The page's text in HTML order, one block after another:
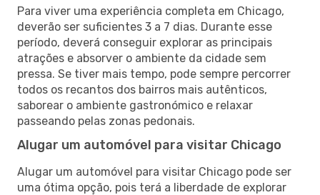
Para viver uma experiência completa em Chicago,
deverão ser suficientes 3 a 7 dias. Durante esse
período, deverá conseguir explorar as principais
atrações e absorver o ambiente da cidade sem
pressa. Se tiver mais tempo, pode sempre percorrer
todos os recantos dos bairros mais autênticos,
saborear o ambiente gastronómico e relaxar
passeando pelas zonas pedonais.
Alugar um automóvel para visitar Chicago
Alugar um automóvel para visitar Chicago pode ser
uma ótima opção, pois terá a liberdade de explorar